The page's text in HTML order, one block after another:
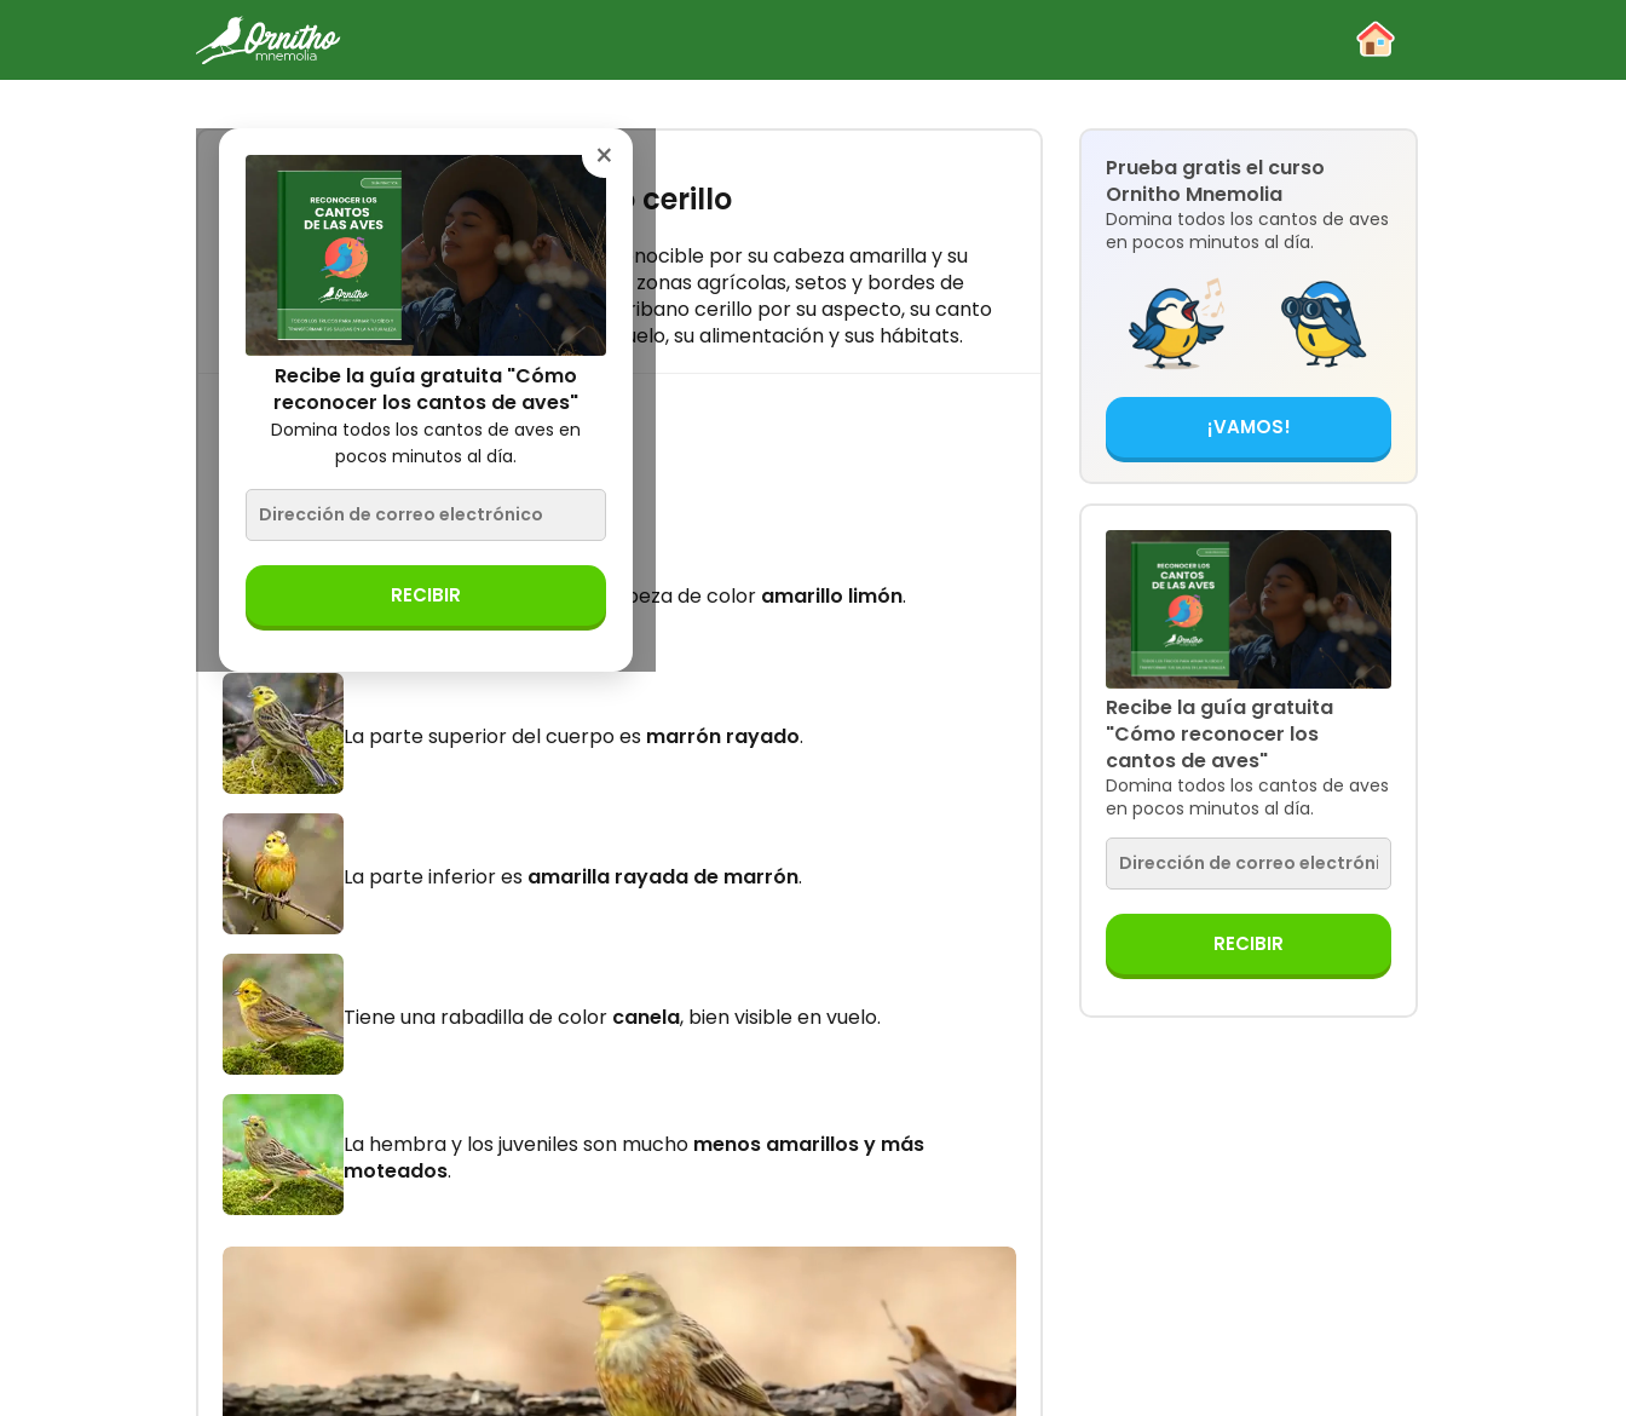
Identificación del Escribano cerillo
El Escribano cerillo es un pequeño ave reconocible por su cabeza amarilla y su
plumaje marrón listado. Vive sobre todo en zonas agrícolas, setos y bordes de
bosque. Aquí aprenderá a identificar al Escribano cerillo por su aspecto, su canto
característico, su comportamiento en el suelo, su alimentación y sus hábitats.
Cómo me veo
El Escribano cerillo tiene la cabeza de color amarillo limón.
La parte superior del cuerpo es marrón rayado.
La parte inferior es amarilla rayada de marrón.
Tiene una rabadilla de color canela, bien visible en vuelo.
La hembra y los juveniles son mucho menos amarillos y más
moteados.
×
Recibe la guía gratuita "Cómo
reconocer los cantos de aves"
Domina todos los cantos de aves en
pocos minutos al día.
RECIBIR
Prueba gratis el curso
Ornitho Mnemolia
Domina todos los cantos de aves
en pocos minutos al día.
¡VAMOS!
Recibe la guía gratuita
"Cómo reconocer los
cantos de aves"
Domina todos los cantos de aves
en pocos minutos al día.
RECIBIR